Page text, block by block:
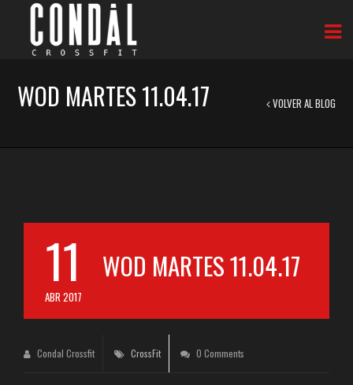
WOD MARTES 11.04.17 VOLVER AL BLOG
11
ABR 2017
WOD MARTES 11.04.17
Condal Crossfit CrossFit 0 Comments